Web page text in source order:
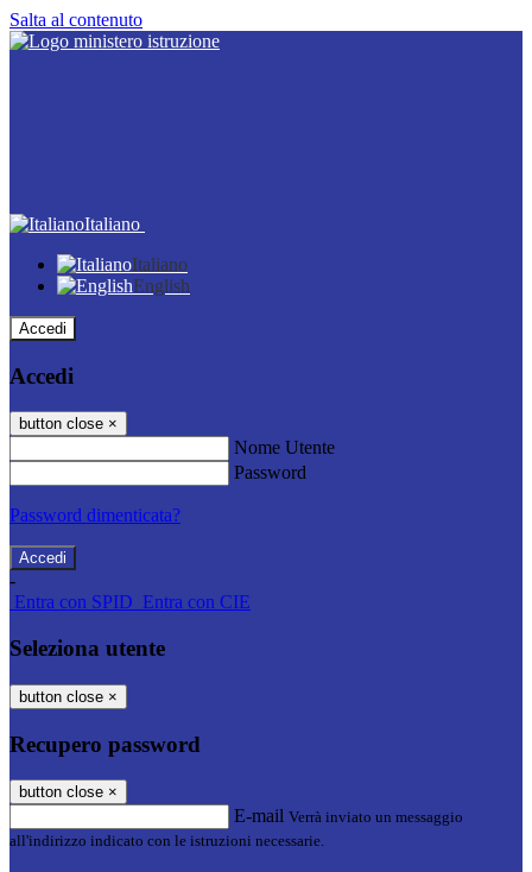
Salta al contenuto
Italiano
Italiano
English
Accedi
Accedi
button close ×
Nome Utente
Password
Password dimenticata?
-
Entra con SPID Entra con CIE
Seleziona utente
button close ×
Recupero password
button close ×
E-mail Verrà inviato un messaggio
all'indirizzo indicato con le istruzioni necessarie.